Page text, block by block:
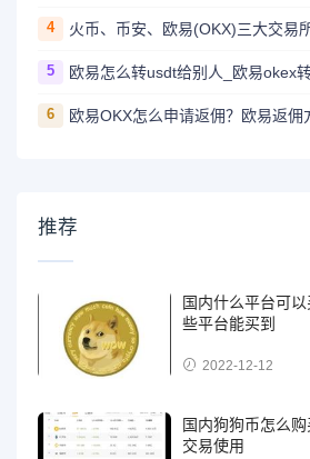
4 火币、币安、欧易(OKX)三大交易
5 欧易怎么转usdt给别人_欧易okex
6 欧易OKX怎么申请返佣？欧易返佣
推荐
国内什么平台可
些平台能买到
2022-12-12
国内狗狗币怎么
交易使用